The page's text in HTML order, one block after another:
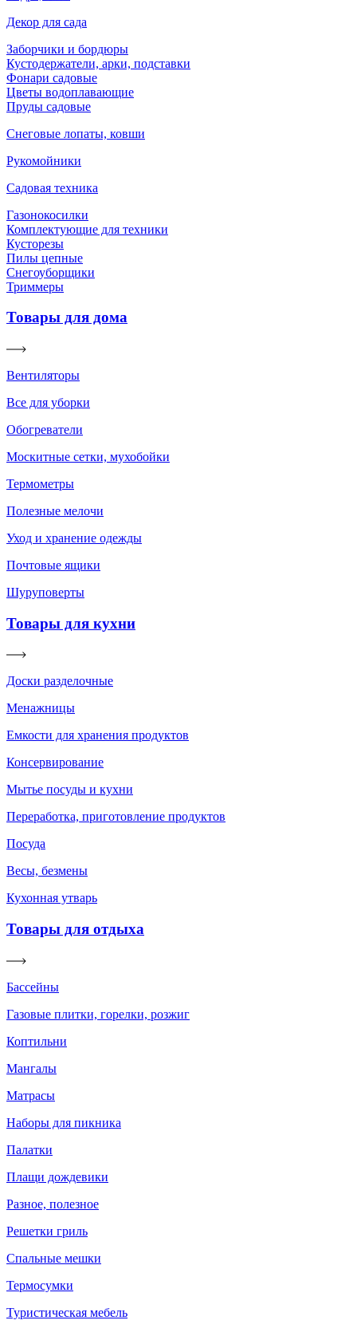
Декор для сада
Заборчики и бордюры
Кустодержатели, арки, подставки
Фонари садовые
Цветы водоплавающие
Пруды садовые
Снеговые лопаты, ковши
Рукомойники
Садовая техника
Газонокосилки
Комплектующие для техники
Кусторезы
Пилы цепные
Снегоуборщики
Триммеры
Товары для дома
Вентиляторы
Все для уборки
Обогреватели
Москитные сетки, мухобойки
Термометры
Полезные мелочи
Уход и хранение одежды
Почтовые ящики
Шуруповерты
Товары для кухни
Доски разделочные
Менажницы
Емкости для хранения продуктов
Консервирование
Мытье посуды и кухни
Переработка, приготовление продуктов
Посуда
Весы, безмены
Кухонная утварь
Товары для отдыха
Бассейны
Газовые плитки, горелки, розжиг
Коптильни
Мангалы
Матрасы
Наборы для пикника
Палатки
Плащи дождевики
Разное, полезное
Решетки гриль
Спальные мешки
Термосумки
Туристическая мебель